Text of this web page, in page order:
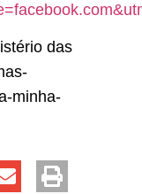
das
minha-